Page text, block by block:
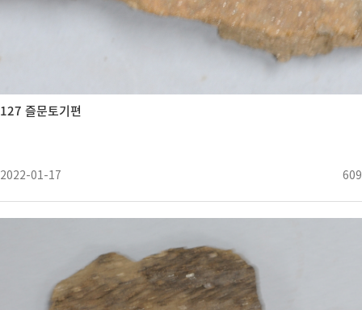
127 즐문토기편
2022-01-17 609